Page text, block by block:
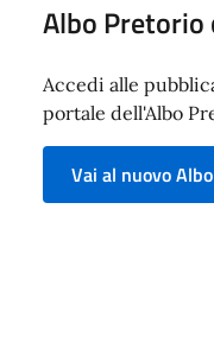
Albo
Accedi alle
portale dell'Albo
Vai al nuovo